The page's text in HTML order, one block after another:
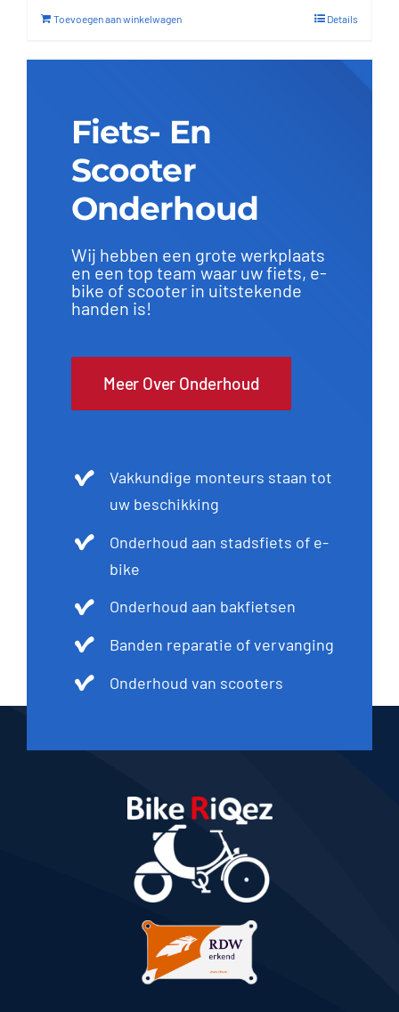
Toevoegen aan winkelwagen Details
Fiets- En
Scooter
Onderhoud
Wij hebben een grote werkplaats
en een top team waar uw fiets, e-
bike of scooter in uitstekende
handen is!
Meer Over Onderhoud
Vakkundige monteurs staan tot
uw beschikking
Onderhoud aan stadsfiets of e-
bike
Onderhoud aan bakfietsen
Banden reparatie of vervanging
Onderhoud van scooters